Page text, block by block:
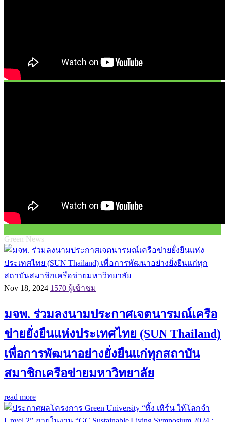
Green News
Nov 18, 2024 1570 ผู้เข้าชม
มจพ. ร่วมลงนามประกาศเจตนารมณ์เครือ
ข่ายยั่งยืนแห่งประเทศไทย (SUN Thailand)
เพื่อการพัฒนาอย่างยั่งยืนแก่ทุกสถาบัน
สมาชิกเครือข่ายมหาวิทยาลัย
read more